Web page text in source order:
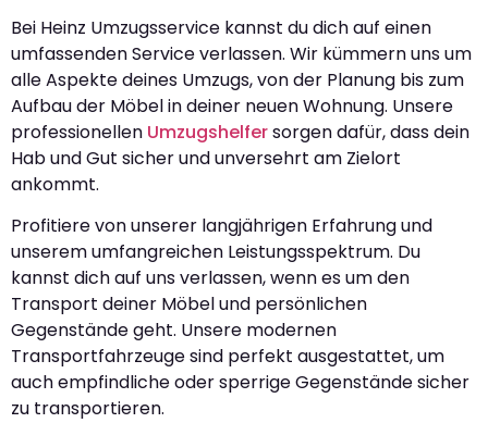
Bei Heinz Umzugsservice kannst du dich auf einen
umfassenden Service verlassen. Wir kümmern uns um
alle Aspekte deines Umzugs, von der Planung bis zum
Aufbau der Möbel in deiner neuen Wohnung. Unsere
professionellen Umzugshelfersorgen dafür, dass dein
Hab und Gut sicher und unversehrt am Zielort
ankommt.
Profitiere von unserer langjährigen Erfahrung und
unserem umfangreichen Leistungsspektrum. Du
kannst dich auf uns verlassen, wenn es um den
Transport deiner Möbel und persönlichen
Gegenstände geht. Unsere modernen
Transportfahrzeuge sind perfekt ausgestattet, um
auch empfindliche oder sperrige Gegenstände sicher
zu transportieren.